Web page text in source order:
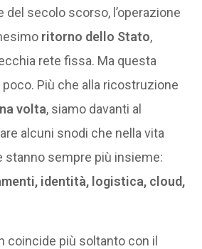
del secolo scorso, l’operazione
ritorno dello Stato,
rete fissa. Ma questa
Più che alla ricostruzione
volta, siamo davanti al
alcuni snodi che nella vita
stanno sempre più insieme:
identità, logistica, cloud,
coincide più soltanto con il